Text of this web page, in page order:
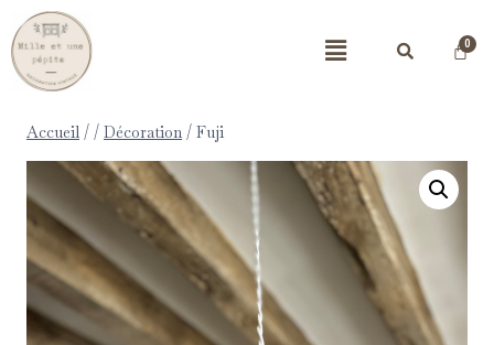
Accueil / / Décoration / Fuji